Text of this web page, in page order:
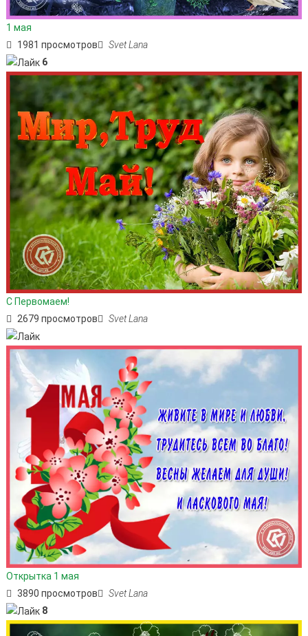
1 мая
1981 просмотров
Svet Lana
6
С Первомаем!
2679 просмотров
Svet Lana
Открытка 1 мая
3890 просмотров
Svet Lana
8